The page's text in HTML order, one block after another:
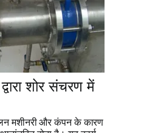
शोर संचरण में
मशीनरी और कंपन के कारण